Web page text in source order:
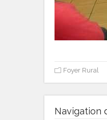
Foyer Rural
Navigation